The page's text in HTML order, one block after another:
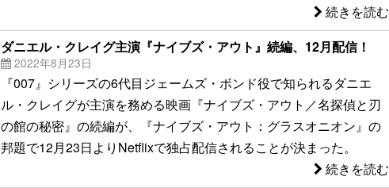
続きを読む
ダニエル・クレイグ主演『ナイブズ・アウト』続編、12月配信！
2022年8月23日
『007』シリーズの6代目ジェームズ・ボンド役で知られるダニエ
ル・クレイグが主演を務める映画『ナイブズ・アウト／名探偵と刃
の館の秘密』の続編が、『ナイブズ・アウト：グラスオニオン』の
邦題で12月23日よりNetflixで独占配信されることが決まった。
続きを読む